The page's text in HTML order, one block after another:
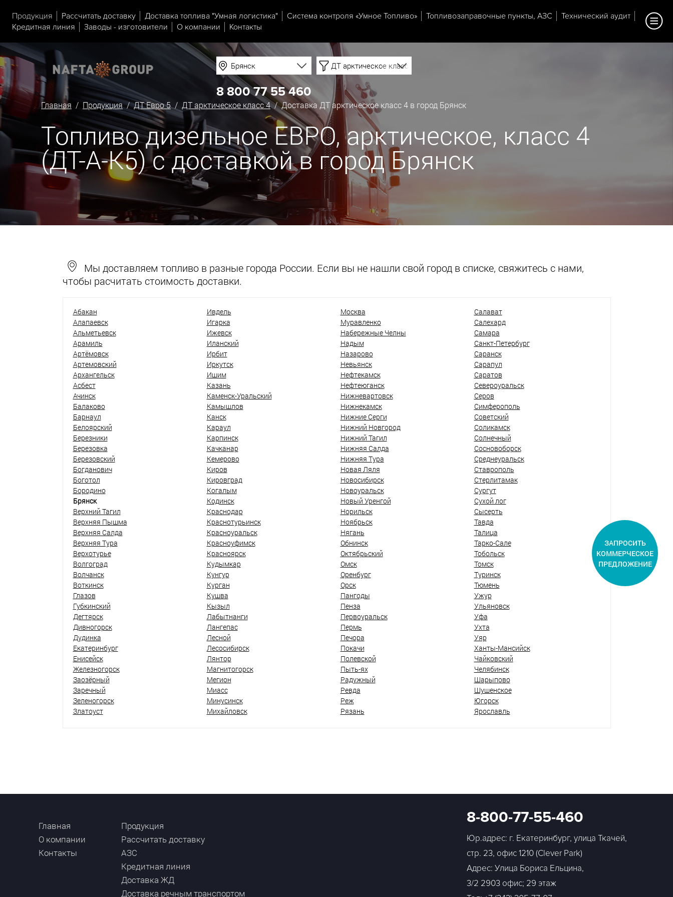
Продукция Рассчитать доставку Доставка топлива "Умная логистика" Система контроля «Умное Топливо» Топливозаправочные пункты, АЗС
Технический аудит
Кредитная линия
Заводы - изготовители О компании Контакты
Брянск ДТ арктическое класс 4
8 800 77 55 460
Главная / Продукция/ДТ Евро 5/ ДТ арктическое класс 4/ Доставка ДТ арктическое класс 4 в город Брянск
Топливо дизельное ЕВРО, арктическое, класс 4
(ДТ-А-К5) с доставкой в город Брянск
Мы доставляем топливо в разные города России. Если вы не нашли свой город в списке, свяжитесь с нами,
чтобы расчитать стоимость доставки.
Абакан
Алапаевск
Альметьевск
Арамиль
Артёмовск
Артемовский
Архангельск
Асбест
Ачинск
Балаково
Барнаул
Белоярский
Березники
Березовка
Березовский
Богданович
Боготол
Бородино
Брянск
Верхний Тагил
Верхняя Пышма
Верхняя Салда
Верхняя Тура
Верхотурье
Волгоград
Волчанск
Воткинск
Глазов
Губкинский
Дегтярск
Дивногорск
Дудинка
Екатеринбург
Енисейск
Железногорск
Заозёрный
Заречный
Зеленогорск
Златоуст
Ивдель
Игарка
Ижевск
Иланский
Ирбит
Иркутск
Ишим
Казань
Каменск-Уральский
Камышлов
Канск
Караул
Карпинск
Качканар
Кемерово
Киров
Кировград
Когалым
Кодинск
Краснодар
Краснотурьинск
Красноуральск
Красноуфимск
Красноярск
Кудымкар
Кунгур
Курган
Кушва
Кызыл
Лабытнанги
Лангепас
Лесной
Лесосибирск
Лянтор
Магнитогорск
Мегион
Миасс
Минусинск
Михайловск
Москва
Муравленко
Набережные Челны
Надым
Назарово
Невьянск
Нефтекамск
Нефтеюганск
Нижневартовск
Нижнекамск
Нижние Серги
Нижний Новгород
Нижний Тагил
Нижняя Салда
Нижняя Тура
Новая Ляля
Новосибирск
Новоуральск
Новый Уренгой
Норильск
Ноябрьск
Нягань
Обнинск
Октябрьский
Омск
Оренбург
Орск
Пангоды
Пенза
Первоуральск
Пермь
Печора
Покачи
Полевской
Пыть-ях
Радужный
Ревда
Реж
Рязань
Салават
Салехард
Самара
Санкт-Петербург
Саранск
Сарапул
Саратов
Североуральск
Серов
Симферополь
Советский
Соликамск
Солнечный
Сосновоборск
Среднеуральск
Ставрополь
Стерлитамак
Сургут
Сухой лог
Сысерть
Тавда
Талица
Тарко-Сале
Тобольск
Томск
Туринск
Тюмень
Ужур
Ульяновск
Уфа
Ухта
Уяр
Ханты-Мансийск
Чайковский
Челябинск
Шарыпово
Шушенское
Югорск
Ярославль
Главная
О компании
Контакты
Продукция
Рассчитать доставку
АЗС
Кредитная линия
Доставка ЖД
Доставка речным транспортом
8-800-77-55-460
Юр.адрес: г. Екатеринбург, улица Ткачей,
стр. 23, офис 1210 (Clever Park)
Адрес: Улица Бориса Ельцина,
3/2 2903 офис; 29 этаж
ЗАПРОСИТЬ
КОММЕРЧЕСКОЕ
ПРЕДЛОЖЕНИЕ